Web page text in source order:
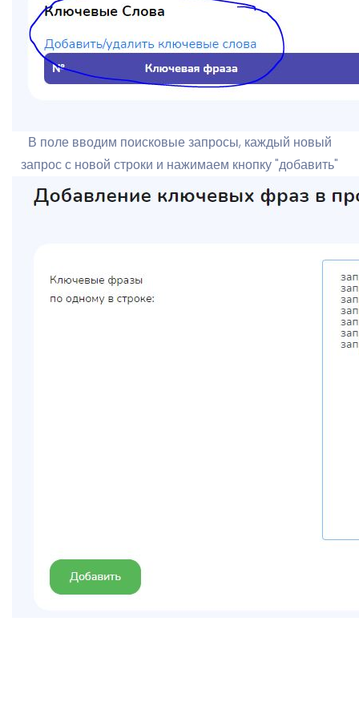
В поле вводим поисковые запросы, каждый новый
запрос с новой строки и нажимаем кнопку "добавить"